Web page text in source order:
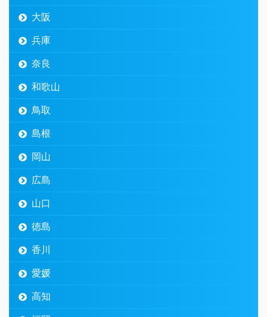
大阪
兵庫
奈良
和歌山
鳥取
島根
岡山
広島
山口
徳島
香川
愛媛
高知